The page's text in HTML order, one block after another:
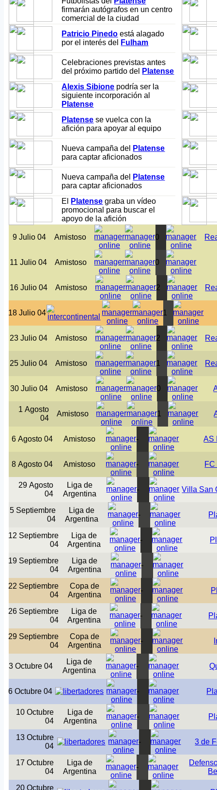
firmarán autógrafos en un centro
comercial de la ciudad
Patricio Pinedo está alagado
por el interés del
Fulham
Celebraciones previstas antes
del próximo partido del
Platense
Alexis Sibione podría ser la
siguiente incorporación al
Platense
Platense se vuelca con la
afición para apoyar al equipo
Nueva campaña del
Platense
para captar aficionados
Nueva campaña del
Platense
para captar aficionados
El
Platense graba un vídeo
promocional para buscar el
apoyo de la afición
9 Julio 04 Amistoso 0
11 Julio 04 Amistoso 0
16 Julio 04 Amistoso 2
18 Julio 04 1
23 Julio 04 Amistoso 2
25 Julio 04 Amistoso 1
30 Julio 04 Amistoso 0
1 Agosto
04
Amistoso 1
6 Agosto 04 Amistoso - AS
8 Agosto 04 Amistoso -
29 Agosto
04
Liga de
Argentina
- Villa San
5 Septiembre
04
Liga de
Argentina
-
12 Septiembre
04
Liga de
Argentina
-
19 Septiembre
04
Liga de
Argentina
-
22 Septiembre
04
Copa de
Argentina
-
26 Septiembre
04
Liga de
Argentina
-
29 Septiembre
04
Copa de
Argentina
-
3 Octubre 04
Liga de
Argentina
-
6 Octubre 04 -
10 Octubre
04
Liga de
Argentina
-
13 Octubre
04
- 3 de
17 Octubre
04
Liga de
Argentina
-
20 Octubre